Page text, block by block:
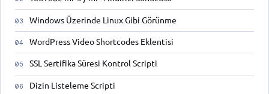
Windows Üzerinde Linux Gibi Görünme
WordPress Video Shortcodes Eklentisi
SSL Sertifika Süresi Kontrol Scripti
Dizin Listeleme Scripti